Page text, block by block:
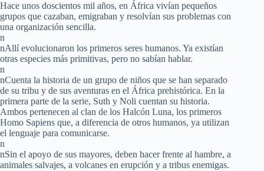
Hace unos doscientos mil años, en África vivían pequeños
grupos que cazaban, emigraban y resolvían sus problemas con
una organización sencilla.
n
nAllí evolucionaron los primeros seres humanos. Ya existían
otras especies más primitivas, pero no sabían hablar.
n
nCuenta la historia de un grupo de niños que se han separado
de su tribu y de sus aventuras en el África prehistórica. En la
primera parte de la serie, Suth y Noli cuentan su historia.
Ambos pertenecen al clan de los Halcón Luna, los primeros
Homo Sapiens que, a diferencia de otros humanos, ya utilizan
el lenguaje para comunicarse.
n
nSin el apoyo de sus mayores, deben hacer frente al hambre, a
animales salvajes, a volcanes en erupción y a tribus enemigas.